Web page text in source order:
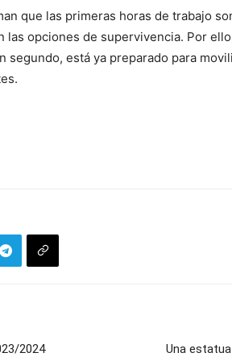
que las primeras horas de trabajo
las opciones de supervivencia. Por
segundo, está ya preparado para
2024
Una